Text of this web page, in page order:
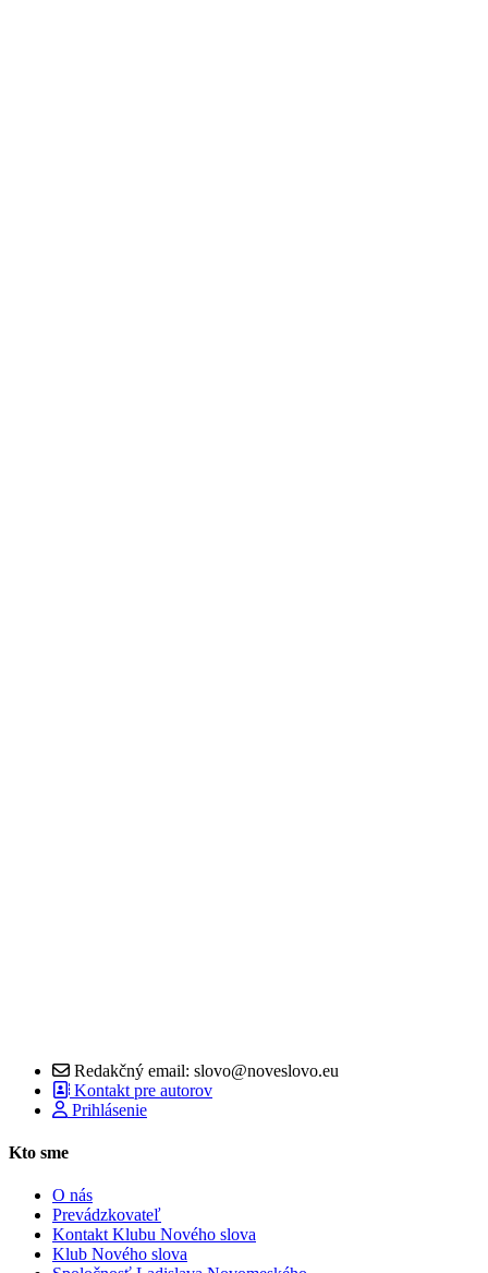
Redakčný email: slovo@noveslovo.eu
Kontakt pre autorov
Prihlásenie
Kto sme
O nás
Prevádzkovateľ
Kontakt Klubu Nového slova
Klub Nového slova